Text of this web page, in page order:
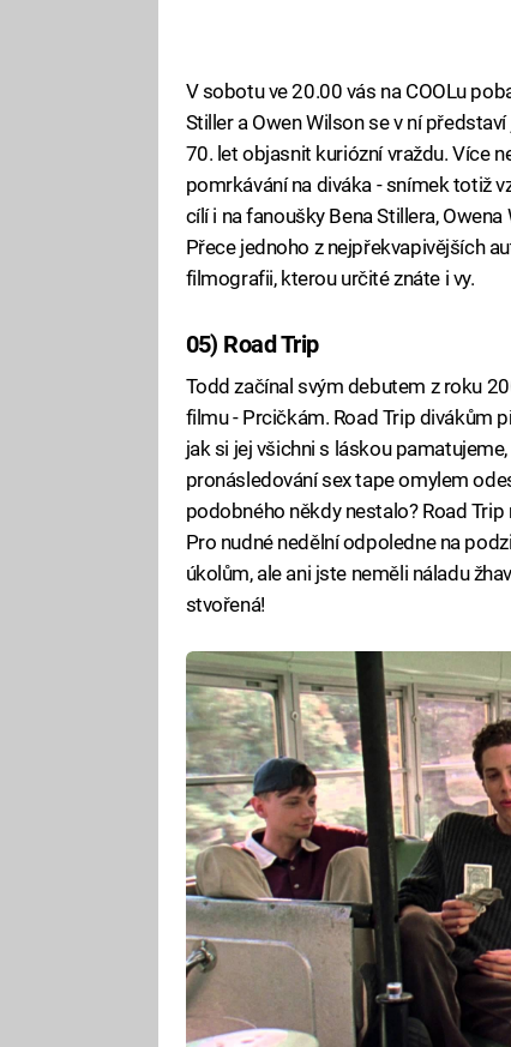
V sobotu ve 20.00 vás na COOLu
Stiller a Owen Wilson se v ní
70. let objasnit kuriózní vraždu. Více
pomrkávání na diváka - snímek totiž
cílí i na fanoušky Bena Stillera,
Přece jednoho z nejpřekvapivějších
filmografii, kterou určité znáte i vy.
05) Road Trip
Todd začínal svým debutem z roku
filmu - Prcičkám. Road Trip divákům
jak si jej všichni s láskou
pronásledování sex tape omylem
podobného někdy nestalo? Road
Pro nudné nedělní odpoledne na
úkolům, ale ani jste neměli náladu
stvořená!